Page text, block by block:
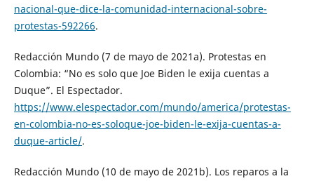
nacional-que-dice-la-comunidad-internacional-sobre-
protestas-592266.
Redacción Mundo (7 de mayo de 2021a). Protestas en
Colombia: “No es solo que Joe Biden le exija cuentas a
Duque”. El Espectador.
https://www.elespectador.com/mundo/america/protestas-
en-colombia-no-es-soloque-joe-biden-le-exija-cuentas-a-
duque-article/.
Redacción Mundo (10 de mayo de 2021b). Los reparos a la